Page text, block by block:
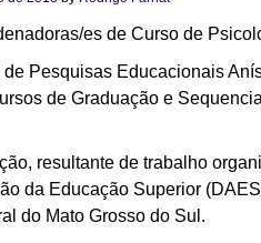
es de Curso de
Pesquisas Educacionais
de Graduação e
resultante de trabalho
da Educação Superior
do Mato Grosso do Sul.